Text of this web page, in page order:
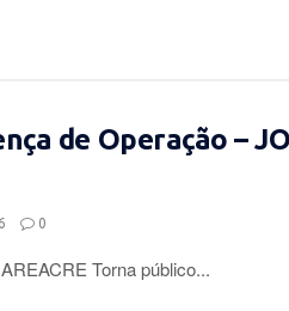
de Operação –
0
Torna público...